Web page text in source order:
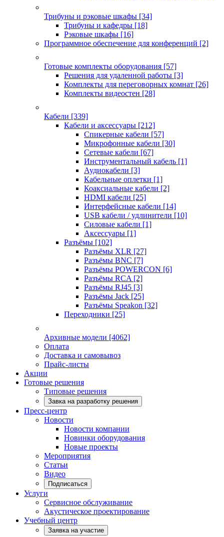
Трибуны и рэковые шкафы [34]
Трибуны и кафедры [18]
Рэковые шкафы [16]
Программное обеспечение для конференций [2]
Готовые комплекты оборудования [57]
Решения для удаленной работы [3]
Комплекты для переговорных комнат [26]
Комплекты видеостен [28]
Кабели [339]
Кабели и аксессуары [212]
Спикерные кабели [57]
Микрофонные кабели [30]
Сетевые кабели [67]
Инструментальный кабель [1]
Аудиокабели [3]
Кабельные оплетки [1]
Коаксиальные кабели [2]
HDMI кабели [25]
Интерфейсные кабели [14]
USB кабели / удлинители [10]
Силовые кабели [1]
Аксессуары [1]
Разъёмы [102]
Разъёмы XLR [27]
Разъёмы BNC [7]
Разъёмы POWERCON [6]
Разъёмы RCA [2]
Разъёмы RJ45 [3]
Разъёмы Jack [25]
Разъёмы Speakon [32]
Переходники [25]
Архивные модели [4062]
Оплата
Доставка и самовывоз
Прайс-листы
Акции
Готовые решения
Типовые решения
Завка на разработку решения
Пресс-центр
Новости
Новости компании
Новинки оборудования
Новые проекты
Мероприятия
Статьи
Видео
Подписаться
Услуги
Сервисное обслуживание
Акустическое проектирование
Учебный центр
Заявка на участие